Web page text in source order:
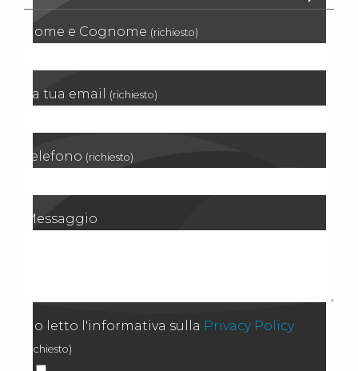
Nome e Cognome (richiesto)
La tua email (richiesto)
Telefono (richiesto)
Messaggio
Ho letto l'informativa sulla Privacy Policy
(richiesto)